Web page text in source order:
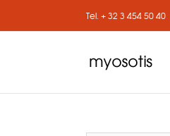
content
Tel. + 32 3 454 50 40